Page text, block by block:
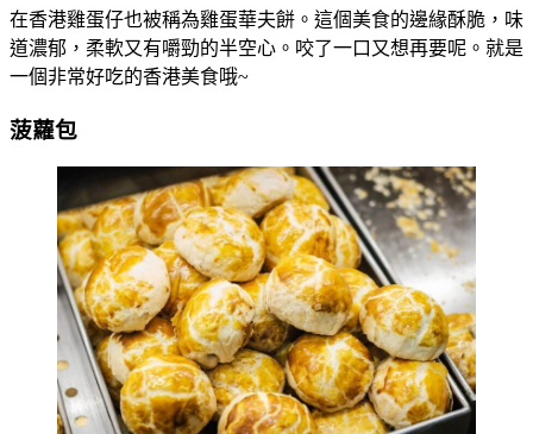
在香港雞蛋仔也被稱為雞蛋華夫餅。這個美食的邊緣酥脆，味
道濃郁，柔軟又有嚼勁的半空心。咬了一口又想再要呢。就是
一個非常好吃的香港美食哦~
菠蘿包